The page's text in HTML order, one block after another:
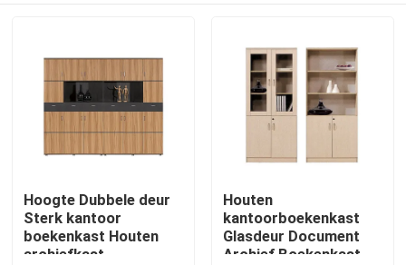
Hoogte Dubbele deur
Sterk kantoor
boekenkast Houten
archiefkast
Houten
kantoorboekenkast
Glasdeur Document
Archief Boekenkast